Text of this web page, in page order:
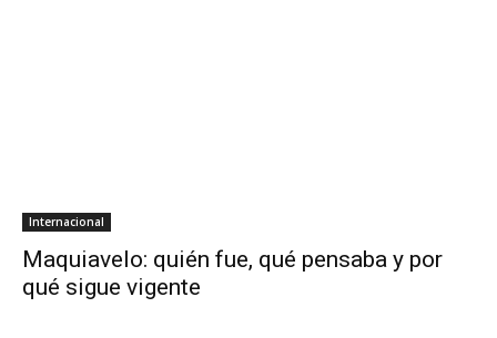
Internacional
Maquiavelo: quién fue, qué pensaba y por
qué sigue vigente